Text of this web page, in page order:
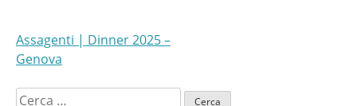
NAVIGAZIONE
ARTICOLI
Assagenti | Dinner 2025 –
Genova
Ricerca